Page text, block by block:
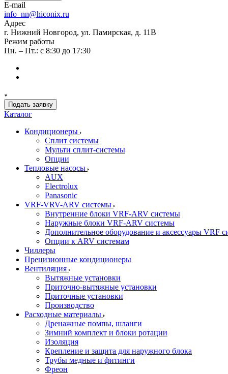
E-mail
info_nn@hiconix.ru
Адрес
г. Нижний Новгород, ул. Памирская, д. 11В
Режим работы
Пн. – Пт.: с 8:30 до 17:30
Подать заявку
Каталог
Кондиционеры
Сплит системы
Мульти сплит-системы
Опции
Тепловые насосы
AUX
Electrolux
Panasonic
VRF-VRV-ARV системы
Внутренние блоки VRF-ARV системы
Наружные блоки VRF-ARV системы
Дополнительное оборудование и аксессуары VRF
Опции к ARV системам
Чиллеры
Прецизионные кондиционеры
Вентиляция
Вытяжные установки
Приточно-вытяжные установки
Приточные установки
Производство
Расходные материалы
Дренажные помпы, шланги
Зимний комплект и блоки ротации
Изоляция
Крепление и защита для наружного блока
Трубы медные и фитинги
Фреон